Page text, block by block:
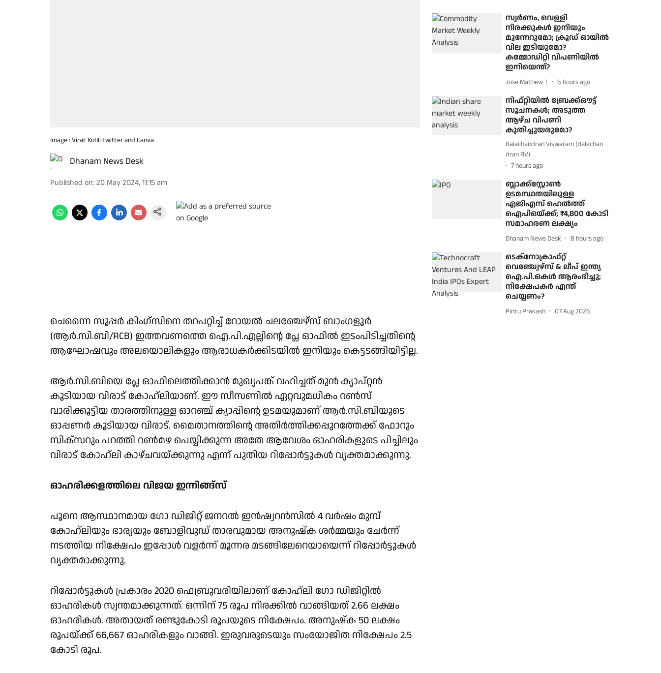
Image : Virat Kohli twitter and Canva
Dhanam News Desk
Published on:20 May 2024, 11:15 am
ചെന്നൈ സൂപ്പര്‍ കിംഗ്‌സിനെ തറപറ്റിച്ച് റോയല്‍ ചലഞ്ചേഴ്‌സ് ബാംഗളൂര്‍
(ആര്‍.സി.ബി/RCB) ഇത്തവണത്തെ ഐ.പി.എല്ലിന്റെ പ്ലേ ഓഫില്‍ ഇടംപിടിച്ചതിന്റെ
ആഘോഷവും അലയൊലികളും ആരാധകര്‍ക്കിടയില്‍ ഇനിയും കെട്ടടങ്ങിയിട്ടില്ല.
ആര്‍.സി.ബിയെ പ്ലേ ഓഫിലെത്തിക്കാന്‍ മുഖ്യപങ്ക് വഹിച്ചത് മുന്‍ ക്യാപ്റ്റന്‍
കൂടിയായ വിരാട് കോഹ്‌ലിയാണ്. ഈ സീസണില്‍ ഏറ്റവുമധികം റണ്‍സ്
വാരിക്കൂട്ടിയ താരത്തിനുള്ള ഓറഞ്ച് ക്യാപ്പിന്റെ ഉടമയുമാണ് ആര്‍.സി.ബിയുടെ
ഓപ്പണര്‍ കൂടിയായ വിരാട്. മൈതാനത്തിന്റെ അതിര്‍ത്തിക്കപ്പുറത്തേക്ക് ഫോറും
സിക്‌സറും പറത്തി റണ്‍മഴ പെയ്യിക്കുന്ന അതേ ആവേശം ഓഹരികളുടെ പിച്ചിലും
വിരാട് കോഹ്‌ലി കാഴ്ചവയ്ക്കുന്നു എന്ന് പുതിയ റിപ്പോര്‍ട്ടുകള്‍ വ്യക്തമാക്കുന്നു.
ഓഹരിക്കളത്തിലെ വിജയ ഇന്നിങ്ങ്‌സ്
പൂനെ ആസ്ഥാനമായ ഗോ ഡിജിറ്റ് ജനറല്‍ ഇന്‍ഷ്വറന്‍സില്‍ 4 വര്‍ഷം മുമ്പ്
കോഹ്‌ലിയും ഭാര്യയും ബോളിവുഡ് താരവുമായ അനുഷ്‌ക ശര്‍മ്മയും ചേര്‍ന്ന്
നടത്തിയ നിക്ഷേപം ഇപ്പോള്‍ വളര്‍ന്ന് മൂന്നര മടങ്ങിലേറെയായെന്ന് റിപ്പോര്‍ട്ടുകള്‍
വ്യക്തമാക്കുന്നു.
റിപ്പോര്‍ട്ടുകള്‍ പ്രകാരം 2020 ഫെബ്രുവരിയിലാണ് കോഹ്‌ലി ഗോ ഡിജിറ്റില്‍
ഓഹരികള്‍ സ്വന്തമാക്കുന്നത്. ഒന്നിന് 75 രൂപ നിരക്കില്‍ വാങ്ങിയത് 2.66 ലക്ഷം
ഓഹരികള്‍. അതായത് രണ്ടുകോടി രൂപയുടെ നിക്ഷേപം. അനുഷ്‌ക 50 ലക്ഷം
രൂപയ്ക്ക് 66,667 ഓഹരികളും വാങ്ങി. ഇരുവരുടെയും സംയോജിത നിക്ഷേപം 2.5
കോടി രൂപ.
സ്വർണം, വെള്ളി
നിരക്കുകൾ ഇനിയും
മുന്നേറുമോ; ക്രൂഡ് ഓയിൽ
വില ഇടിയുമോ?
കമ്മോഡിറ്റി വിപണിയിൽ
ഇനിയെന്ത്?
Jose Mathew T 6 hours ago
നിഫ്റ്റിയിൽ ബ്രേക്ക്‌ഔട്ട്
സൂചനകൾ; അടുത്ത
ആഴ്ച വിപണി
കുതിച്ചുയരുമോ?
Balachandran Viswaram (Balachan
dran RV)
7 hours ago
ബ്ലാക്ക്‌സ്റ്റോൺ
ഉടമസ്ഥതയിലുള്ള
എജിഎസ് ഹെൽത്ത്
ഐപിഒയ്ക്ക്; ₹4,800 കോടി
സമാഹരണ ലക്ഷ്യം
Dhanam News Desk 8 hours ago
ടെക്നോക്രാഫ്റ്റ്
വെഞ്ച്വേഴ്സ് & ലീപ് ഇന്ത്യ
ഐ.പി.ഒകൾ ആരംഭിച്ചു;
നിക്ഷേപകർ എന്ത്
ചെയ്യണം?
Pintu Prakash 07 Aug 2026